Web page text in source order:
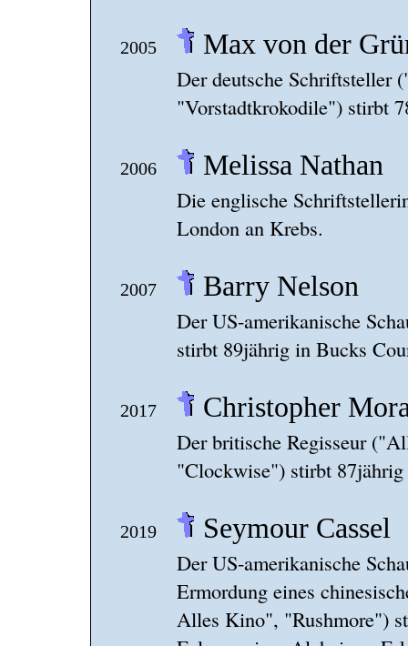
2005 Max von der
Der deutsche Schriftsteller
"Vorstadtkrokodile") stirbt
2006 Melissa Nathan
Die englische
London an Krebs.
2007 Barry Nelson
Der US-amerikanische
stirbt 89jährig in Bucks
2017 Christopher
Der britische Regisseur
"Clockwise") stirbt
2019 Seymour Cassel
Der US-amerikanische
Ermordung eines
Alles Kino", "Rushmore")